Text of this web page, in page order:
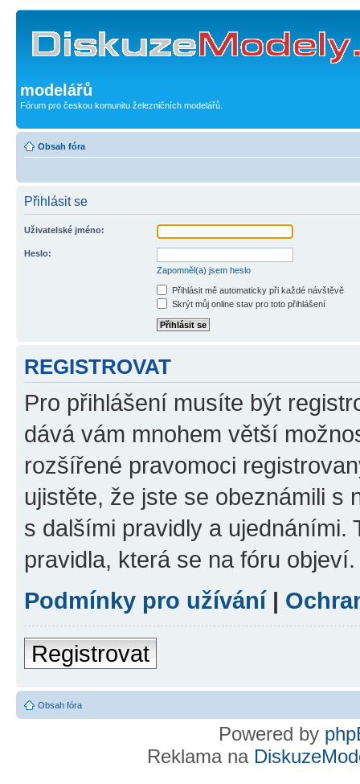
modelářů
Fórum pro českou komunitu železničních modelářů.
Obsah fóra
Přihlásit se
Uživatelské jméno:
Heslo:
Zapomněl(a) jsem heslo
Přihlásit mě automaticky při každé návštěvě
Skrýt můj online stav pro toto přihlášení
REGISTROVAT
Pro přihlášení musíte být
dává vám mnohem větší
rozšířené pravomoci
ujistěte, že jste se obeznámili s
s dalšími pravidly a ujednáními.
pravidla, která se na fóru objeví.
Podmínky pro užívání |
Registrovat
Obsah fóra
Powered by
Reklama na